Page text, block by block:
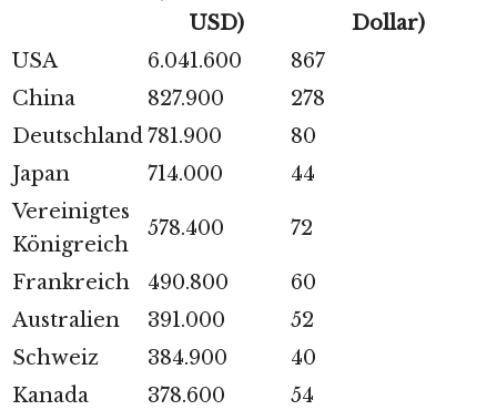
USD)
Dollar)
USA
6.041.600
867
China
827.900
278
Deutschland781.900
80
Japan
714.000
44
Vereinigtes
Königreich
578.400 72
Frankreich 490.800
60
Australien
391.000
52
Schweiz
384.900
40
Kanada
378.600
54